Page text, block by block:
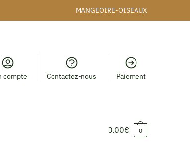
MANGEOIRE-OISEAUX
compte Contactez-nous Paiement
0.00€ 0